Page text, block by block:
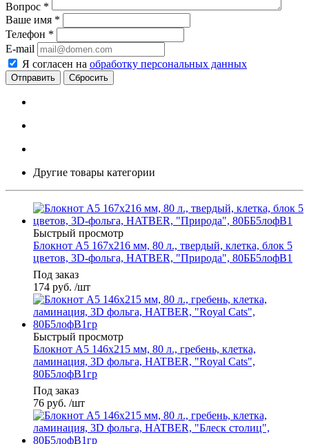
Вопрос *
Ваше имя *
Телефон *
E-mail
Я согласен на обработку персональных данных
Сбросить
Другие товары категории
Быстрый просмотр
Блокнот А5 167х216 мм, 80 л., твердый, клетка, блок 5
цветов, 3D-фольга, HATBER, "Природа", 80ББ5лофВ1
Под заказ
174 руб. /шт
Быстрый просмотр
Блокнот А5 146х215 мм, 80 л., гребень, клетка,
ламинация, 3D фольга, HATBER, "Royal Cats",
80Б5лофВ1гр
Под заказ
76 руб. /шт